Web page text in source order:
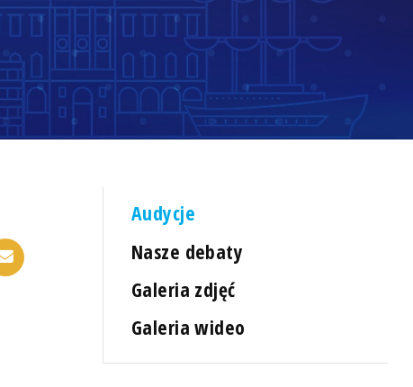
Audycje
Nasze debaty
Galeria zdjęć
Galeria wideo